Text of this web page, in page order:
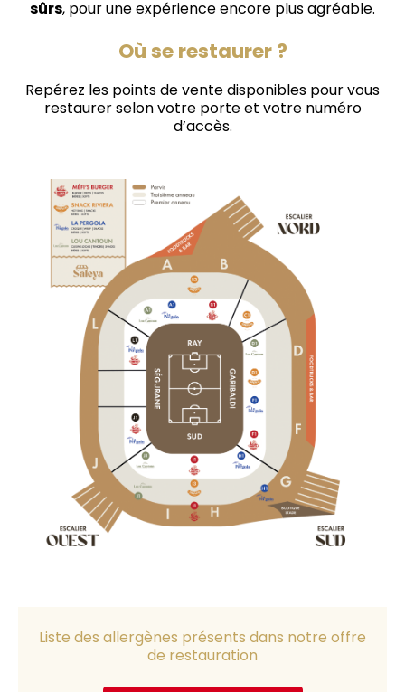
sûrs, pour une expérience encore plus agréable.
Où se restaurer ?
Repérez les points de vente disponibles pour vous
restaurer selon votre porte et votre numéro
d’accès.
Liste des allergènes présents dans notre offre
de restauration